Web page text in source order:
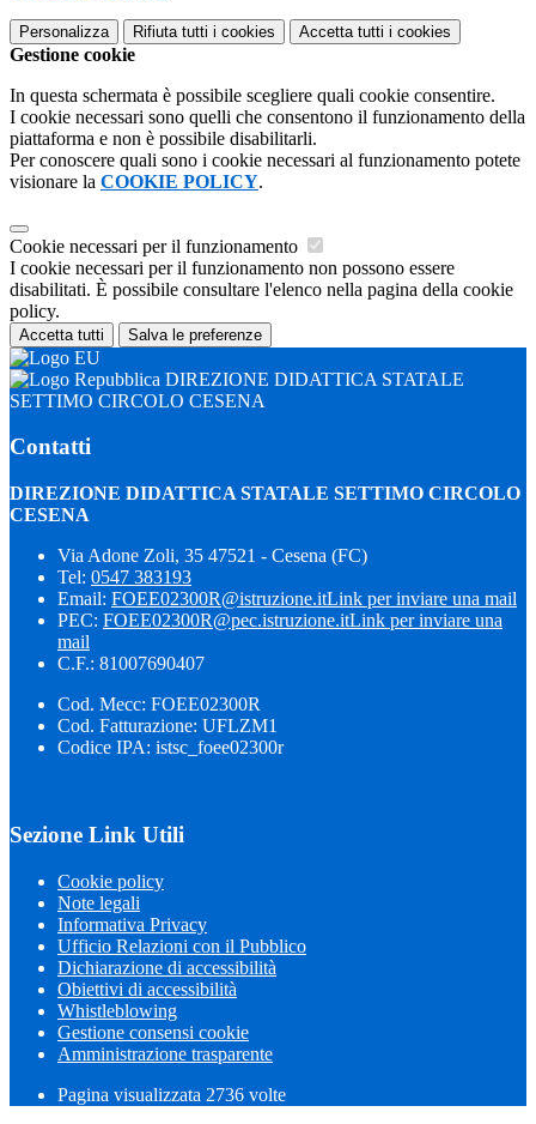
Personalizza Rifiuta tutti i cookies Accetta tutti i cookies
Gestione cookie
In questa schermata è possibile scegliere quali cookie consentire.
I cookie necessari sono quelli che consentono il funzionamento della
piattaforma e non è possibile disabilitarli.
Per conoscere quali sono i cookie necessari al funzionamento potete
visionare la COOKIE POLICY.
Cookie necessari per il funzionamento
I cookie necessari per il funzionamento non possono essere
disabilitati. È possibile consultare l'elenco nella pagina della cookie
policy.
Accetta tutti Salva le preferenze
DIREZIONE DIDATTICA STATALE
SETTIMO CIRCOLO CESENA
Contatti
DIREZIONE DIDATTICA STATALE SETTIMO CIRCOLO
CESENA
Via Adone Zoli, 35 47521 - Cesena (FC)
Tel: 0547 383193
Email: FOEE02300R@istruzione.itLink per inviare una mail
PEC: FOEE02300R@pec.istruzione.itLink per inviare una
mail
C.F.: 81007690407
Cod. Mecc: FOEE02300R
Cod. Fatturazione: UFLZM1
Codice IPA: istsc_foee02300r
Sezione Link Utili
Cookie policy
Note legali
Informativa Privacy
Ufficio Relazioni con il Pubblico
Dichiarazione di accessibilità
Obiettivi di accessibilità
Whistleblowing
Gestione consensi cookie
Amministrazione trasparente
Pagina visualizzata 2736 volte